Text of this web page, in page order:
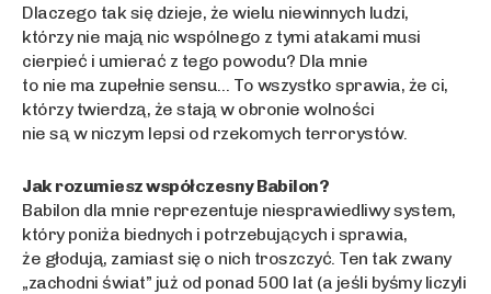
Dlaczego tak się dzieje, że wielu niewinnych ludzi,
którzy nie mają nic wspólnego z tymi atakami musi
cierpieć i umierać z tego powodu? Dla mnie
to nie ma zupełnie sensu… To wszystko sprawia, że ci,
którzy twierdzą, że stają w obronie wolności
nie są w niczym lepsi od rzekomych terrorystów.
Jak rozumiesz współczesny Babilon?
Babilon dla mnie reprezentuje niesprawiedliwy system,
który poniża biednych i potrzebujących i sprawia,
że głodują, zamiast się o nich troszczyć. Ten tak zwany
„zachodni świat” już od ponad 500 lat (a jeśli byśmy liczyli